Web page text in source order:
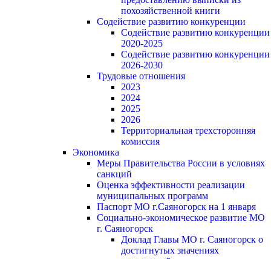
похозяйственной книги
Содействие развитию конкуренции
Содействие развитию конкуренции
2020-2025
Содействие развитию конкуренции
2026-2030
Трудовые отношения
2023
2024
2025
2026
Территориальная трехсторонняя
комиссия
Экономика
Меры Правительства России в условиях
санкций
Оценка эффективности реализации
муниципальных программ
Паспорт МО г.Саяногорск на 1 января
Социально-экономическое развитие МО
г. Саяногорск
Доклад Главы МО г. Саяногорск о
достигнутых значениях